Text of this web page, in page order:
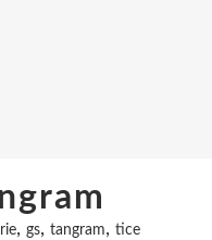
, gs, tangram, tice